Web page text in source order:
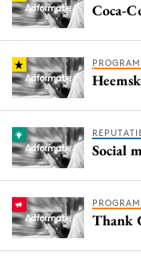
Coca-
Social
Thank